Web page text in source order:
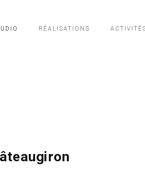
RÉALISATIONS